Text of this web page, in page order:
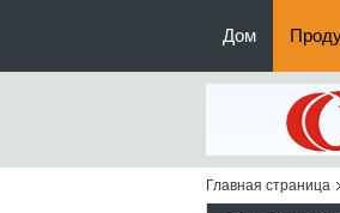
Дом
Главная страница